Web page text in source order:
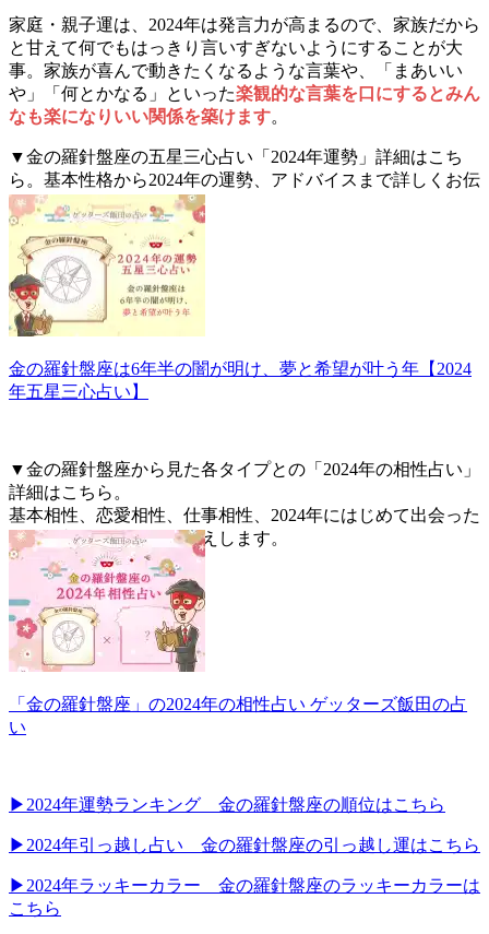
家庭・親子運は、2024年は発言力が高まるので、家族だから
と甘えて何でもはっきり言いすぎないようにすることが大
事。家族が喜んで動きたくなるような言葉や、「まあいい
や」「何とかなる」といった楽観的な言葉を口にするとみん
なも楽になりいい関係を築けます。
▼金の羅針盤座の五星三心占い「2024年運勢」詳細はこち
ら。基本性格から2024年の運勢、アドバイスまで詳しくお伝
えします。
金の羅針盤座は6年半の闇が明け、夢と希望が叶う年【2024
年五星三心占い】
▼金の羅針盤座から見た各タイプとの「2024年の相性占い」
詳細はこちら。
基本相性、恋愛相性、仕事相性、2024年にはじめて出会った
人との相性を詳しくお伝えします。
「金の羅針盤座」の2024年の相性占い ゲッターズ飯田の占
い
▶2024年運勢ランキング 金の羅針盤座の順位はこちら
▶2024年引っ越し占い 金の羅針盤座の引っ越し運はこちら
▶2024年ラッキーカラー 金の羅針盤座のラッキーカラーは
こちら